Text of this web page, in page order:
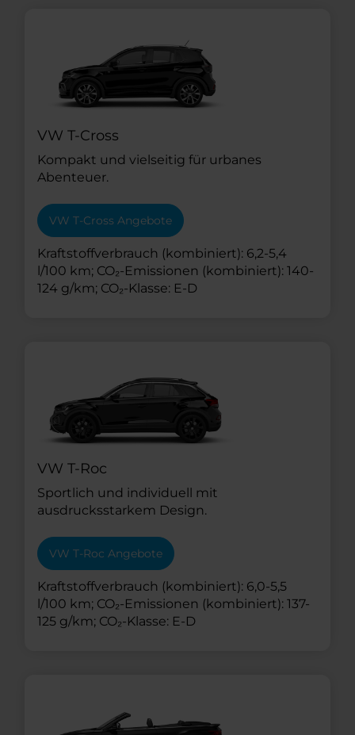
VW T-Cross
Kompakt und vielseitig für urbanes
Abenteuer.
VW T-Cross Angebote
Kraftstoffverbrauch (kombiniert): 6,2-5,4
l/100 km; CO₂-Emissionen (kombiniert): 140-
124 g/km; CO₂-Klasse: E-D
VW T-Roc
Sportlich und individuell mit
ausdrucksstarkem Design.
VW T-Roc Angebote
Kraftstoffverbrauch (kombiniert): 6,0-5,5
l/100 km; CO₂-Emissionen (kombiniert): 137-
125 g/km; CO₂-Klasse: E-D